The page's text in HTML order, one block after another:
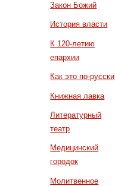
Закон Божий
История власти
К 120-летию
епархии
Как это по-русски
Книжная лавка
Литературный
театр
Медицинский
городок
Молитвенное